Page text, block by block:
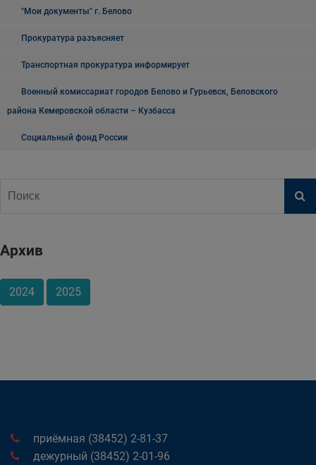
"Мои документы" г. Белово
Прокуратура разъясняет
Транспортная прокуратура информирует
Военный комиссариат городов Белово и Гурьевск, Беловского
района Кемеровской области – Кузбасса
Социальный фонд России
Архив
2024 2025
приёмная (38452) 2-81-37
дежурный (38452) 2-01-96